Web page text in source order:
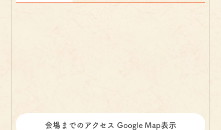
会場までのアクセス Google Map表示